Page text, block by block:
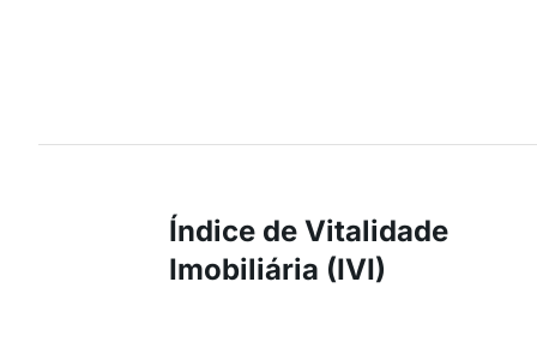
Índice de Vitalidade
Imobiliária (IVI)